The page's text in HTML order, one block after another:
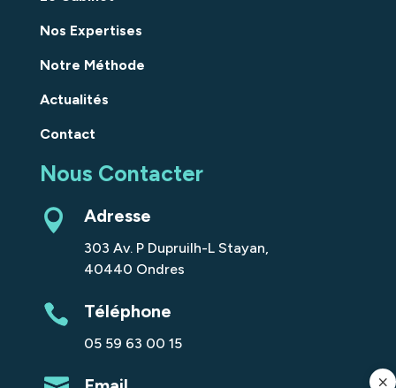
Nos Expertises
Notre Méthode
Actualités
Contact
Nous Contacter
Adresse
303 Av. P Dupruilh-L Stayan,
40440 Ondres
Téléphone
05 59 63 00 15